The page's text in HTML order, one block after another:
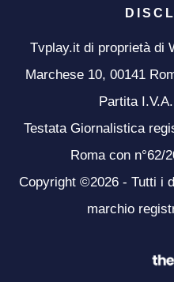
Tvplay.it di proprietà di
Marchese 10, 00141
Partita
Testata Giornalistica
Roma con n°62/
Copyright ©2026 - Tutti i
marchio